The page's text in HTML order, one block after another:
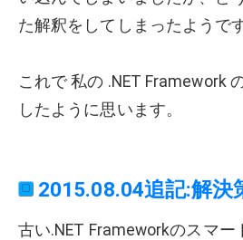
た解釈をしてしまったようです
これで 私の .NET Framework
したように思います。
2015.08.04追記:解決
古い.NET Frameworkのスマ